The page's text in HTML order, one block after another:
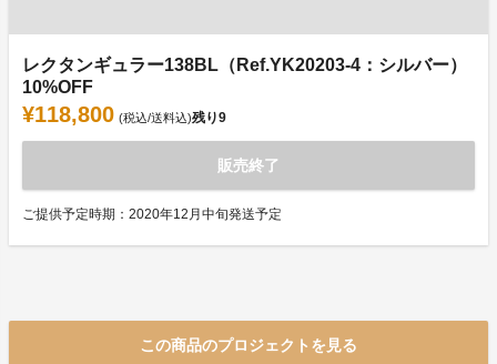
レクタンギュラー138BL（Ref.YK20203-4：シルバー）
10%OFF
¥118,800 (税込/送料込)残り9
販売終了
ご提供予定時期：2020年12月中旬発送予定
この商品のプロジェクトを見る